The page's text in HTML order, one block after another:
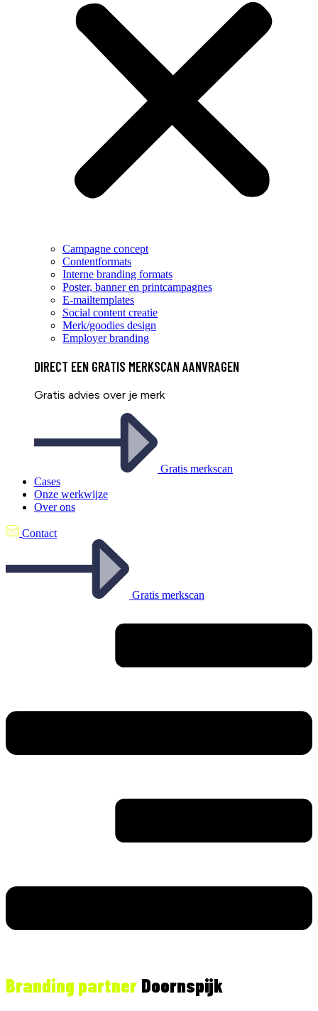
Campagne concept
Contentformats
Interne branding formats
Poster, banner en printcampagnes
E-mailtemplates
Social content creatie
Merk/goodies design
Employer branding
DIRECT EEN GRATIS MERKSCAN AANVRAGEN
Gratis advies over je merk
Gratis merkscan
Cases
Onze werkwijze
Over ons
Contact
Gratis merkscan
Branding partner Doornspijk